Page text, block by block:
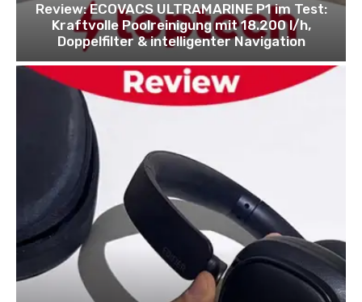
Review: ECOVACS ULTRAMARINE P1 im Test:
Kraftvolle Poolreinigung mit 18.200 l/h,
Doppelfilter & intelligenter Navigation